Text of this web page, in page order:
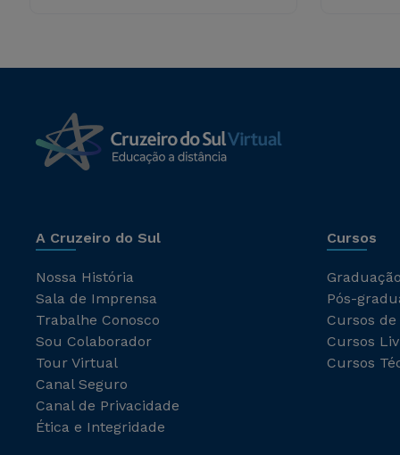
A Cruzeiro do Sul
Nossa História
Sala de Imprensa
Trabalhe Conosco
Sou Colaborador
Tour Virtual
Canal Seguro
Canal de Privacidade
Ética e Integridade
Cursos
Pós-
Cursos
Cursos
Cursos